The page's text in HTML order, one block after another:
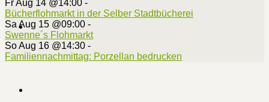
Fr Aug 14 @14:00 -
Bücherflohmarkt in der Selber Stadtbücherei
Sa Aug 15 @09:00 -
Swenne´s Flohmarkt
So Aug 16 @14:30 -
Familiennachmittag: Porzellan bedrucken